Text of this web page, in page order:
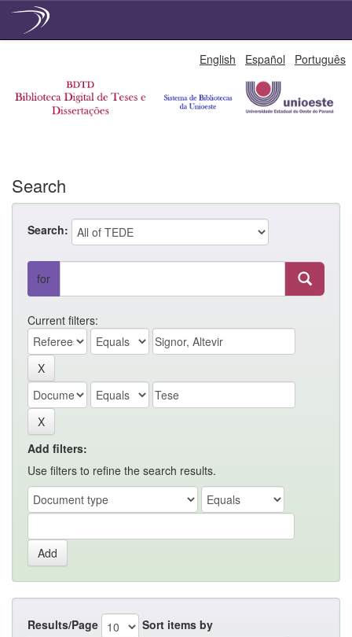
English Español Português
Search
Search:
for
Current filters:
Add filters:
Use filters to refine the search results.
Results/Page Sort items by